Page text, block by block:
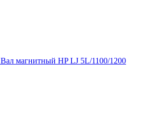
Вал магнитный HP LJ 5L/1100/1200